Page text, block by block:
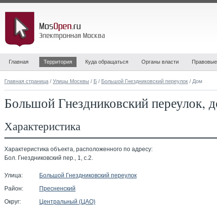
Главная Территория Куда обращаться Органы власти
Главная страница / Улицы Москвы / Б / Большой Гнездниковский переулок / Дом
Большой Гнездниковский переулок,
Характеристика
Характеристика объекта, расположенного по адресу:
Бол. Гнездниковский пер., 1, с.2.
Улица:
Большой Гнездниковский переулок
Район:
Пресненский
Округ:
Центральный (ЦАО)